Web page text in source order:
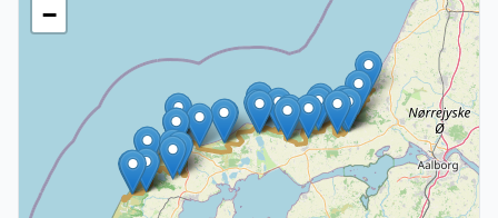
−